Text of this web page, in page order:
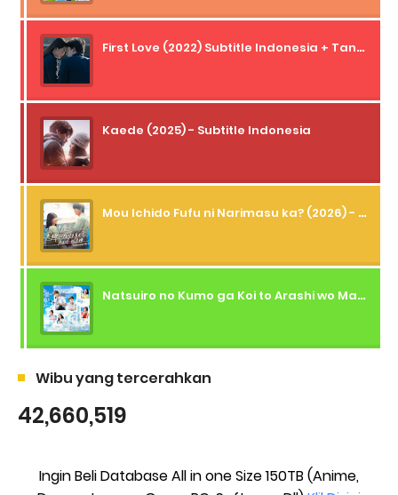
First Love (2022) Subtitle Indonesia + Tanpa Iklan + Streaming + 1080p
Kaede (2025) - Subtitle Indonesia
Mou Ichido Fufu ni Narimasu ka? (2026) - 01 Subtitle Indonesia
Natsuiro no Kumo ga Koi to Arashi wo Makiokosu (2026) - 01 Subtitle Indonesia
Wibu yang tercerahkan
42,660,519
Ingin Beli Database All in one Size 150TB (Anime,